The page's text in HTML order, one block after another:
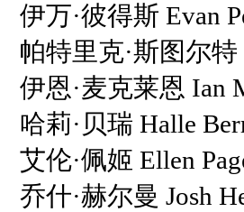
斯 Evan
·斯图尔特
莱恩 Ian
瑞 Halle
姬 Ellen
曼 Josh